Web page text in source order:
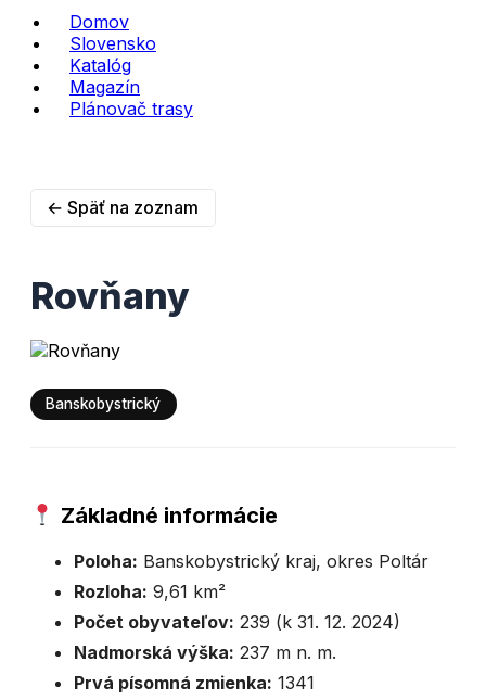
Domov
Slovensko
Katalóg
Magazín
Plánovač trasy
← Späť na zoznam
Rovňany
Banskobystrický
Základné informácie
Poloha: Banskobystrický kraj, okres Poltár
Rozloha: 9,61 km²
Počet obyvateľov: 239 (k 31. 12. 2024)
Nadmorská výška: 237 m n. m.
Prvá písomná zmienka: 1341